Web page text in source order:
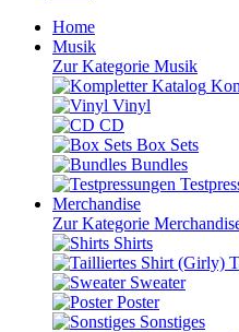
Home
Musik
Zur Kategorie Musik
Vinyl
CD
Box Sets
Bundles
Merchandise
Zur Kategorie
Shirts
Sweater
Poster
Sonstiges